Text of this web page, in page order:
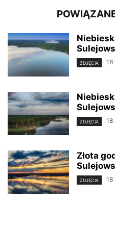
ZDJĘCIA 18
ZDJĘCIA 18
Złota
ZDJĘCIA 18